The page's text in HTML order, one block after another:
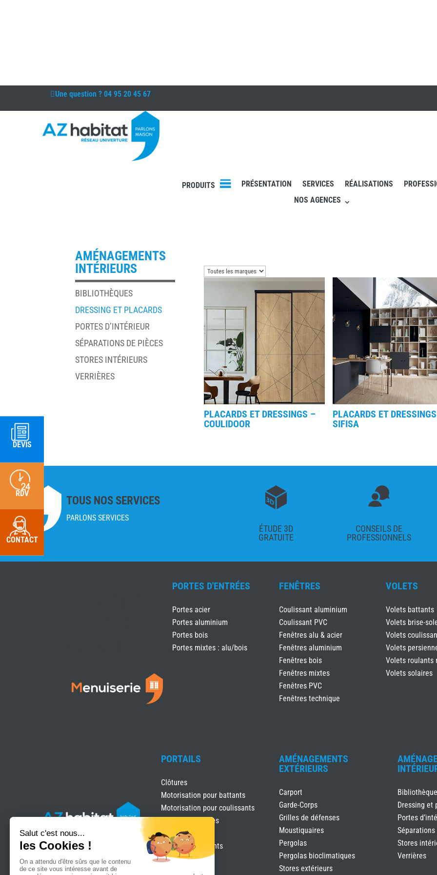
Une question ? 04 95 20 45 67
PRODUITS PRÉSENTATION SERVICES RÉALISATIONS
NOS AGENCES
AMÉNAGEMENTS
INTÉRIEURS
BIBLIOTHÈQUES
DRESSING ET PLACARDS
PORTES D’INTÉRIEUR
SÉPARATIONS DE PIÈCES
STORES INTÉRIEURS
VERRIÈRES
PLACARDS ET DRESSINGS –
COULIDOOR
PLACARDS ET
SIFISA
TOUS NOS SERVICES
PARLONS SERVICES
ÉTUDE 3D
GRATUITE
CONSEILS DE
PROFESSIONNELS
MENUISERIE
PORTES D'ENTRÉES
Portes acier
Portes aluminium
Portes bois
Portes mixtes : alu/bois
FENÊTRES
Coulissant aluminium
Coulissant PVC
Fenêtres alu & acier
Fenêtres aluminium
Fenêtres bois
Fenêtres mixtes
Fenêtres PVC
Fenêtres technique
VOLETS
Volets battants
Volets brise-
Volets
Volets
Volets roulants
Volets solaires
PORTAILS
Clôtures
Motorisation pour battants
Motorisation pour coulissants
Portails & clôtures
Portails Battants
Portails coulissants
AMÉNAGEMENTS
EXTÉRIEURS
Carport
Garde-Corps
Grilles de défenses
Moustiquaires
Pergolas
Pergolas bioclimatiques
Stores extérieurs
Dressing et
Portes
Stores
Verrières
DEVIS
RDV
CONTACT